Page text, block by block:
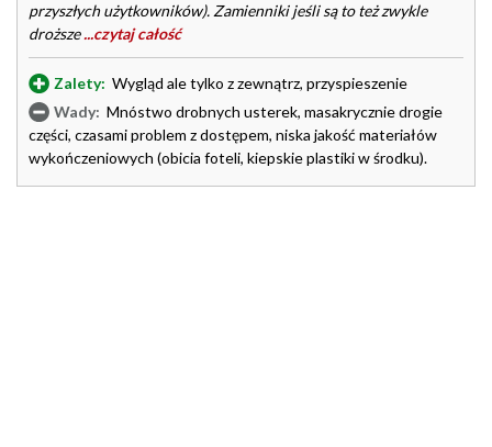
przyszłych użytkowników). Zamienniki jeśli są to też zwykle
droższe...czytaj całość
Zalety: Wygląd ale tylko z zewnątrz, przyspieszenie
Wady: Mnóstwo drobnych usterek, masakrycznie drogie
części, czasami problem z dostępem, niska jakość materiałów
wykończeniowych (obicia foteli, kiepskie plastiki w środku).